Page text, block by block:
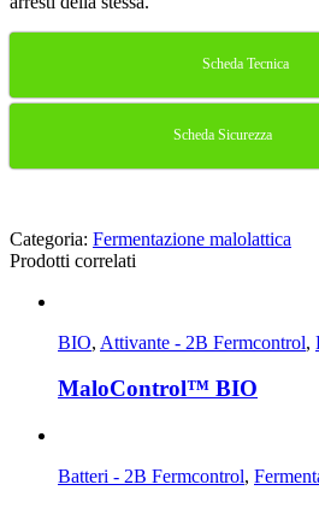
Scheda Tecnica
Scheda Sicurezza
Categoria: Fermentazione malolattica
Prodotti correlati
BIO, Attivante - 2B Fermcontrol,
MaloControl™ BIO
Batteri - 2B Fermcontrol,